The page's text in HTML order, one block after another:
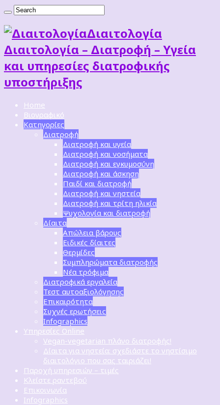
Διαιτoλογία
Διαιτολογία – Διατροφή – Υγεία
και υπηρεσίες διατροφικής
υποστήριξης
Home
Βιογραφικό
Κατηγορίες
Διατροφή
Διατροφή και υγεία
Διατροφή και νοσήματα
Διατροφή και εγκυμοσύνη
Διατροφή και άσκηση
Παιδί και διατροφή
Διατροφή και νηστεία
Διατροφή και τρίτη ηλικία
Ψυχολογία και διατροφή
Δίαιτα
Απώλεια βάρους
Ειδικές δίαιτες
Θερμίδες
Συμπληρώματα διατροφής
Νέα τρόφιμα
Διατροφικά εργαλεία
Τεστ αυτοαξιολόγησης
Επικαιρότητα
Συχνές ερωτήσεις
Infographics
Υπηρεσίες Online
Vegan-vegetarian πλάνο διατροφής!
Δίαιτα για νηστεία: σχεδιάστε το νηστίσιμο
διαιτολόγιο που σας ταιριάζει!
Παροχή υπηρεσιών – τιμές
Κλείστε ραντεβού
Επικοινωνία
Infographics